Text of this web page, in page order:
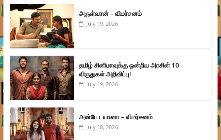
அருள்வான் – விமர்சனம்
July 19, 2026
தமிழ் சினிமாவுக்கு ஒன்றிய அரசின் 10
விருதுகள் அறிவிப்பு!
July 19, 2026
அன்பே டயானா – விமர்சனம்
July 18, 2026